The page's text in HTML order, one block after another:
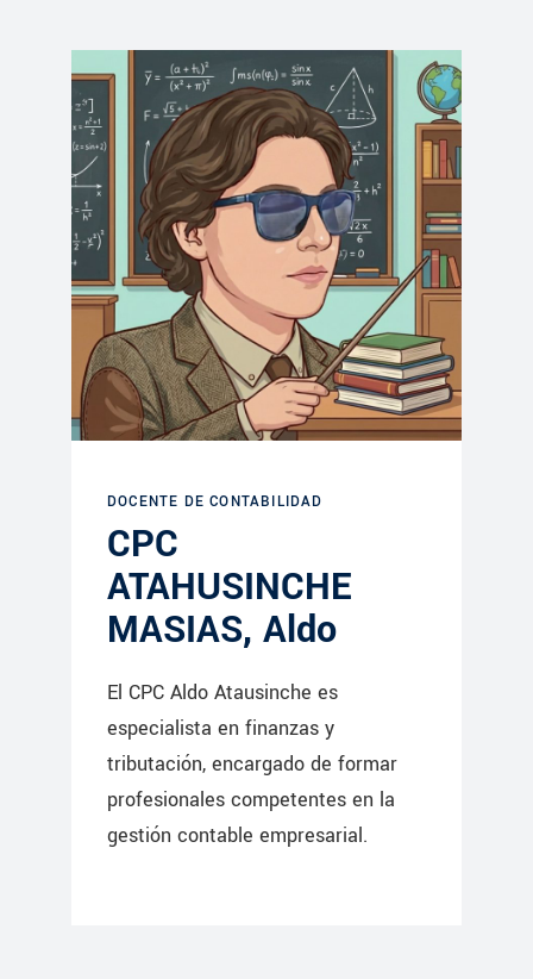
DOCENTE DE CONTABILIDAD
CPC
ATAHUSINCHE
MASIAS, Aldo
El CPC Aldo Atausinche es
especialista en finanzas y
tributación, encargado de formar
profesionales competentes en la
gestión contable empresarial.